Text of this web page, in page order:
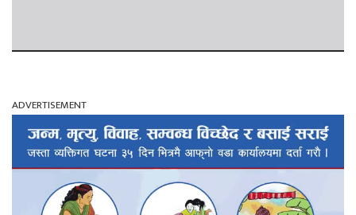
ADVERTISEMENT